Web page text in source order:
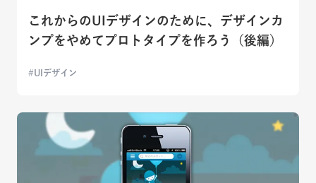
これからのUIデザインのために、デザインカ
ンプをやめてプロトタイプを作ろう（後編）
UIデザイン